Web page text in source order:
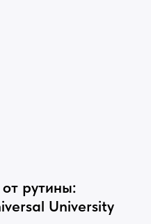
рутины:
University